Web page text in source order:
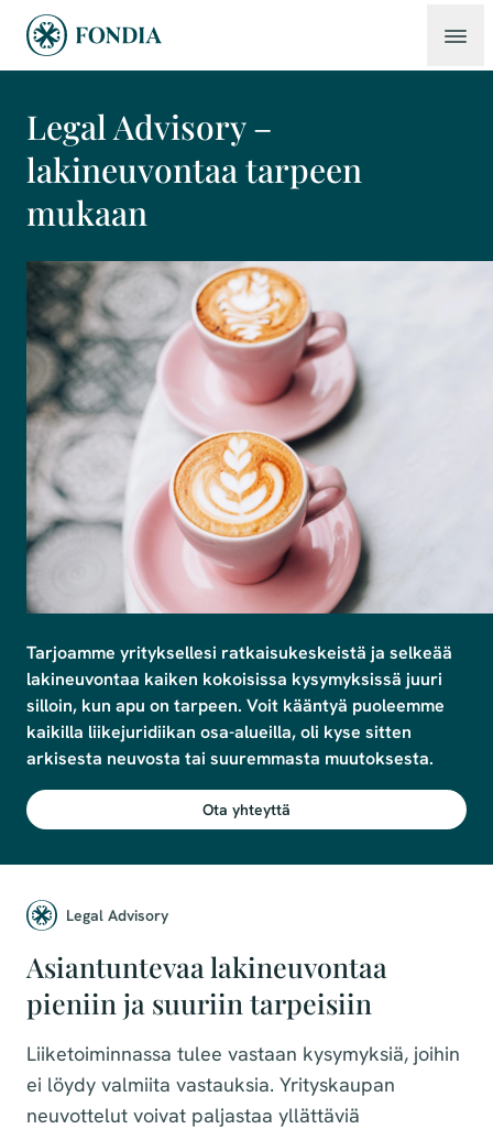
Legal Advisory –
lakineuvontaa tarpeen
mukaan
Tarjoamme yrityksellesi ratkaisukeskeistä ja selkeää
lakineuvontaa kaiken kokoisissa kysymyksissä juuri
silloin, kun apu on tarpeen. Voit kääntyä puoleemme
kaikilla liikejuridiikan osa-alueilla, oli kyse sitten
arkisesta neuvosta tai suuremmasta muutoksesta.
Ota yhteyttä
Legal Advisory
Asiantuntevaa lakineuvontaa
pieniin ja suuriin tarpeisiin
Liiketoiminnassa tulee vastaan kysymyksiä, joihin
ei löydy valmiita vastauksia. Yrityskaupan
neuvottelut voivat paljastaa yllättäviä